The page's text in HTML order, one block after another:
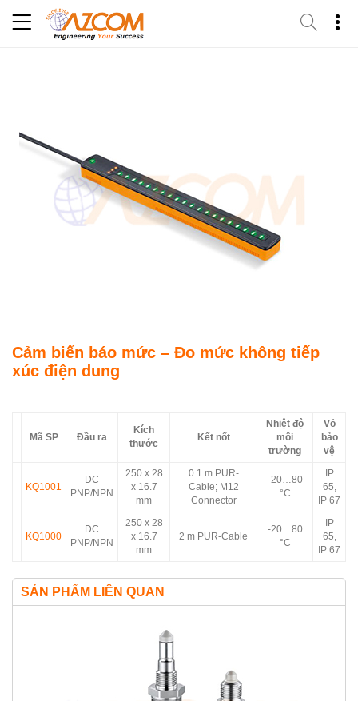
Cảm biến báo mức – Đo mức không tiếp
xúc điện dung
Mã SP Đầu ra
Kích
thước
Kết nốt
Nhiệt độ
môi
trường
Vỏ
bảo
vệ
KQ1001
DC
PNP/NPN
250 x 28
x 16.7
mm
0.1 m PUR-
Cable; M12
Connector
-20…80
°C
IP
65,
IP 67
KQ1000
DC
PNP/NPN
250 x 28
x 16.7
mm
2 m PUR-Cable
-20…80
°C
IP
65,
IP 67
SẢN PHẨM LIÊN QUAN